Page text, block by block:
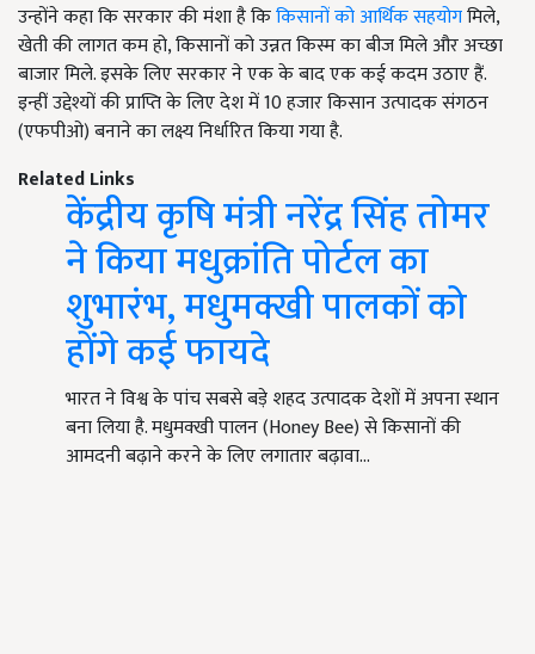
उन्होंने कहा कि सरकार की मंशा है किकिसानों को आर्थिक सहयोगमिले,
खेती की लागत कम हो, किसानों को उन्नत किस्म का बीज मिले और अच्छा
बाजार मिले. इसके लिए सरकार ने एक के बाद एक कई कदम उठाए हैं.
इन्हीं उद्देश्यों की प्राप्ति के लिए देश में 10 हजार किसान उत्पादक संगठन
(एफपीओ) बनाने का लक्ष्य निर्धारित किया गया है.
Related Links
केंद्रीय कृषि मंत्री नरेंद्र सिंह तोमर
ने किया मधुक्रांति पोर्टल का
शुभारंभ, मधुमक्खी पालकों को
होंगे कई फायदे
भारत ने विश्व के पांच सबसे बड़े शहद उत्पादक देशों में अपना स्थान
बना लिया है. मधुमक्खी पालन (Honey Bee) से किसानों की
आमदनी बढ़ाने करने के लिए लगातार बढ़ावा…